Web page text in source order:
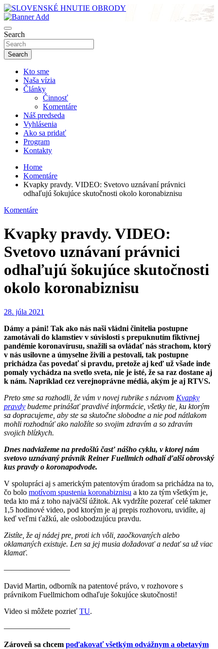
Skip
to
content
SLOVENSKÉ HNUTIE OBRODY
Search
Search
Kto sme
Naša vízia
Články
Činnosť
Komentáre
Náš predseda
Vyhlásenia
Ako sa pridať
Program
Kontakty
Home
Komentáre
Kvapky pravdy. VIDEO: Svetovo uznávaní právnici
odhaľujú šokujúce skutočnosti okolo koronabiznisu
Komentáre
Kvapky pravdy. VIDEO:
Svetovo uznávaní právnici
odhaľujú šokujúce skutočnosti
okolo koronabiznisu
28. júla 2021
Dámy a páni! Tak ako nás naši vládni činitelia postupne
zamotávali do klamstiev v súvislosti s prepuknutím fiktívnej
pandémie koronavírusu, snažili sa ovládať nás strachom, ktorý
v nás usilovne a úmyselne živili a pestovali, tak postupne
prichádza čas povedať si pravdu, pretože aj keď už všade inde
pomaly vychádza na svetlo sveta, nie je isté, že sa raz dostane aj
k nám. Napríklad cez verejnoprávne médiá, akým je aj RTVS.
Preto sme sa rozhodli, že vám v novej rubrike s názvom Kvapky
pravdy budeme prinášať pravdivé informácie, všetky tie, ku ktorým
sa dopracujeme, aby ste sa skutočne slobodne a nie pod nátlakom
mohli rozhodnúť ako naložíte so svojim zdravím a so zdravím
svojich blízkych.
Dnes nadviažeme na predošlú časť nášho cyklu, v ktorej nám
svetovo uznávaný právnik Reiner Fuellmich odhalí ďalší obrovský
kus pravdy o koronapodvode.
V spolupráci aj s americkým patentovým úradom sa prichádza na to,
čo bolo motívom spustenia koronabiznisu a kto za tým všetkým je,
teda kto má z toho najväčší úžitok. Ak vydržíte pozerať celé takmer
1,5 hodinové video, pod ktorým je aj prepis rozhovoru, uvidíte, aj
keď veľmi ťažkú, ale oslobodzujúcu pravdu.
Zistíte, že aj nádej pre, proti ich vôli, zaočkovaných alebo
oklamaných existuje. Len sa jej musia dožadovať a nedať sa už viac
klamať.
————————–
David Martin, odborník na patentové právo, v rozhovore s
právnikom Fuellmichom odhaľuje šokujúce skutočnosti!
Video si môžete pozrieť TU.
————————–
Zároveň sa chcem poďakovať všetkým odvážnym a obetavým